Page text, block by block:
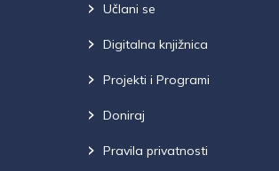
Učlani se
Digitalna knjižnica
Projekti i Programi
Doniraj
Pravila privatnosti